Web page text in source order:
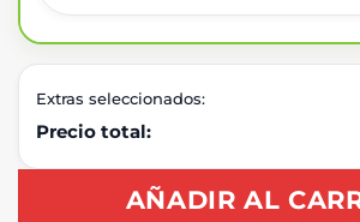
Extras seleccionados:
Precio total:
AÑADIR AL